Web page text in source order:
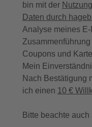
bin mit der
Daten durch
Analyse meines
Coupons und
Mein
Nach Bestätigung
ich einen 10 €
Bitte beachte auch